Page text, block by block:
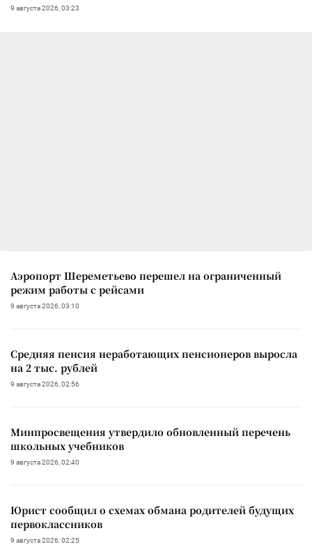
9 августа 2026, 03:23
Аэропорт Шереметьево перешел на ограниченный
режим работы с рейсами
9 августа 2026, 03:10
Средняя пенсия неработающих пенсионеров выросла
на 2 тыс. рублей
9 августа 2026, 02:56
Минпросвещения утвердило обновленный перечень
школьных учебников
9 августа 2026, 02:40
Юрист сообщил о схемах обмана родителей будущих
первоклассников
9 августа 2026, 02:25